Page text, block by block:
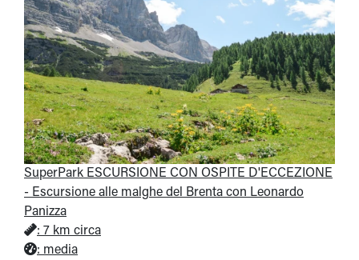
SuperPark ESCURSIONE CON OSPITE D'ECCEZIONE
- Escursione alle malghe del Brenta con Leonardo
Panizza
: 7 km circa
: media